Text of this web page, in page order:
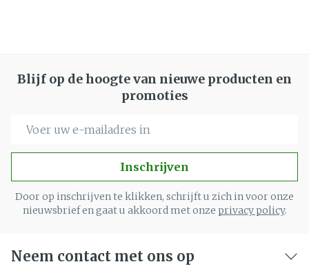
Blijf op de hoogte van nieuwe producten en
promoties
Inschrijven
Door op inschrijven te klikken, schrijft u zich in voor onze
nieuwsbrief en gaat u akkoord met onze privacy policy.
Neem contact met ons op